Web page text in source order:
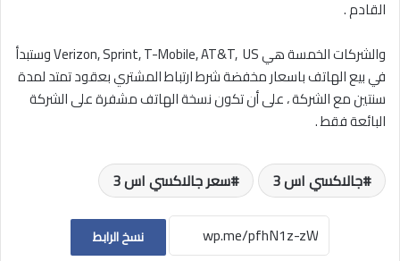
القادم .
والشركات الخمسة هي Verizon, Sprint, T-Mobile, AT&T, US وستبدأ
في بيع الهاتف باسعار مخفضة شرط ارتباط المشتري بعقود تمتد لمدة
سنتين مع الشركة ، على أن تكون نسخة الهاتف مشفرة على الشركة
البائعة فقط .
جالاكسي اس 3 سعر جالاكسي اس 3
نسخ الرابط